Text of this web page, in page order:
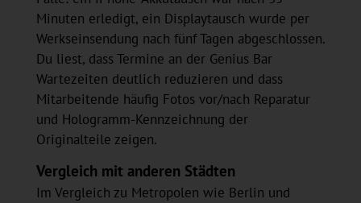
Minuten erledigt, ein Displaytausch wurde per
Werkseinsendung nach fünf Tagen abgeschlossen.
Du liest, dass Termine an der Genius Bar
Wartezeiten deutlich reduzieren und dass
Mitarbeitende häufig Fotos vor/nach Reparatur
und Hologramm‑Kennzeichnung der
Originalteile zeigen.
Vergleich mit anderen Städten
Im Vergleich zu Metropolen wie Berlin und